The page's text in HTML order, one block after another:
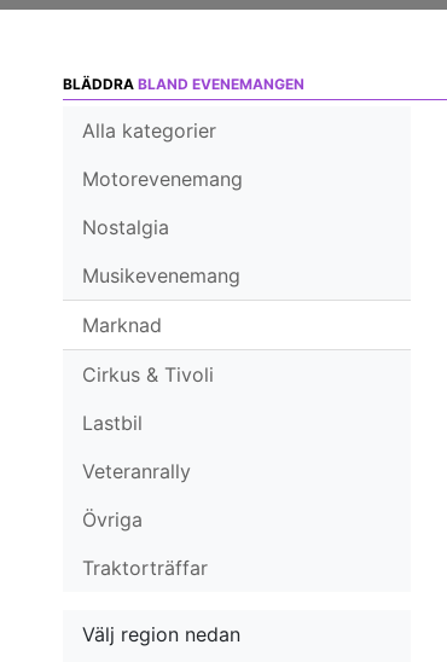
BLÄDDRA BLAND EVENEMANGEN
Alla kategorier
Motorevenemang
Nostalgia
Musikevenemang
Marknad
Cirkus & Tivoli
Lastbil
Veteranrally
Övriga
Traktorträffar
Välj region nedan